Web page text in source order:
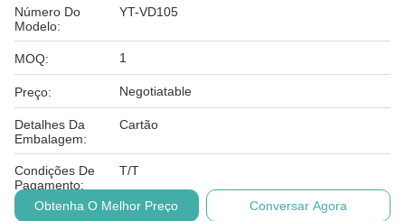
Número Do
Modelo:
YT-VD105
MOQ: 1
Preço: Negotiatable
Detalhes Da
Embalagem:
Cartão
Condições De
Pagamento:
T/T
Obtenha O Melhor Preço Conversar Agora